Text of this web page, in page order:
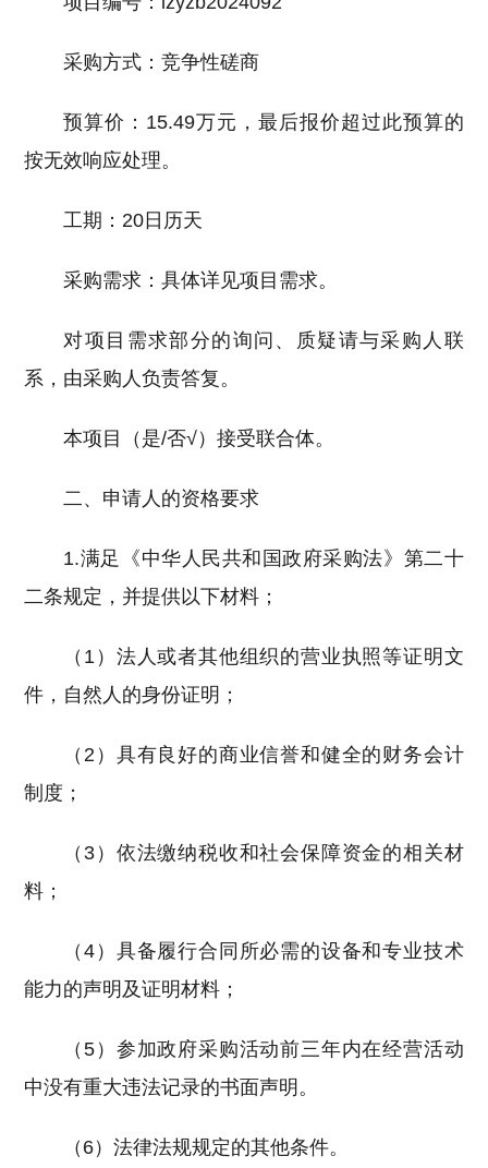
采购方式：竞争性磋商
预算价：15.49万元，最后报价超过此预算的
按无效响应处理。
工期：20日历天
采购需求：具体详见项目需求。
对项目需求部分的询问、质疑请与采购人联
系，由采购人负责答复。
本项目（是/否√）接受联合体。
二、申请人的资格要求
1.满足《中华人民共和国政府采购法》第二十
二条规定，并提供以下材料；
（1）法人或者其他组织的营业执照等证明文
件，自然人的身份证明；
（2）具有良好的商业信誉和健全的财务会计
制度；
（3）依法缴纳税收和社会保障资金的相关材
料；
（4）具备履行合同所必需的设备和专业技术
能力的声明及证明材料；
（5）参加政府采购活动前三年内在经营活动
中没有重大违法记录的书面声明。
（6）法律法规规定的其他条件。